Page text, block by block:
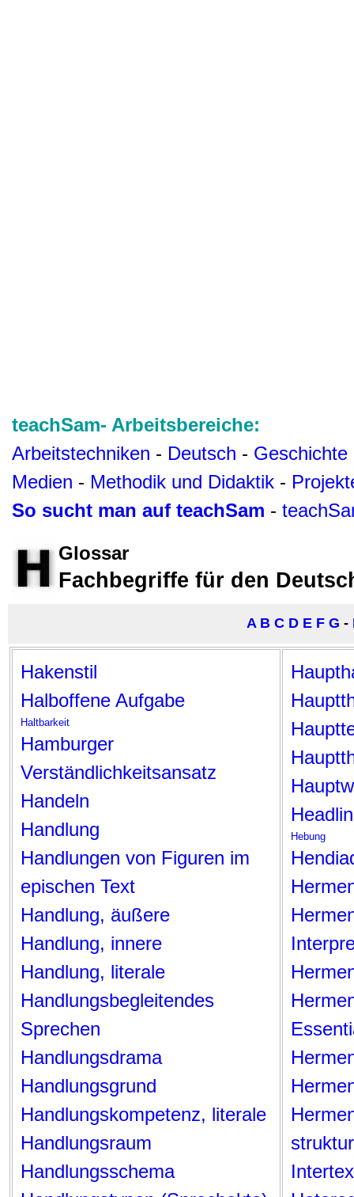
teachSam- Arbeitsbereiche:
Arbeitstechniken - Deutsch - Geschichte
Medien - Methodik und Didaktik -
So sucht man auf teachSam -
Glossar
Fachbegriffe für den
A B C D E F G -
Hakenstil
Halboffene Aufgabe
Haltbarkeit
Hamburger
Verständlichkeitsansatz
Handeln
Handlung
Handlungen von Figuren im
epischen Text
Handlung, äußere
Handlung, innere
Handlung, literale
Handlungsbegleitendes
Sprechen
Handlungsdrama
Handlungsgrund
Handlungskompetenz, literale
Handlungsraum
Handlungsschema
Hebung